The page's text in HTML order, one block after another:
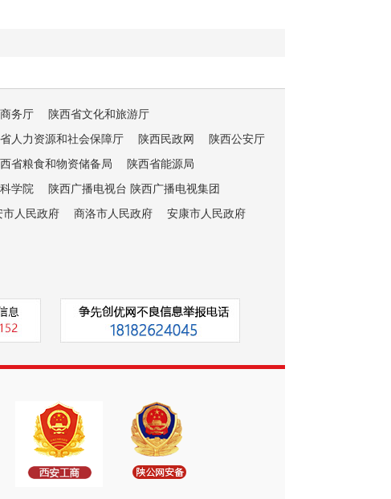
务厅
陕西省文化和旅游厅
人力资源和社会保障厅 陕西民政网
陕西公安厅
省粮食和物资储备局
陕西省能源局
学院
陕西广播电视台 陕西广播电视集团
市人民政府 商洛市人民政府
安康市人民政府